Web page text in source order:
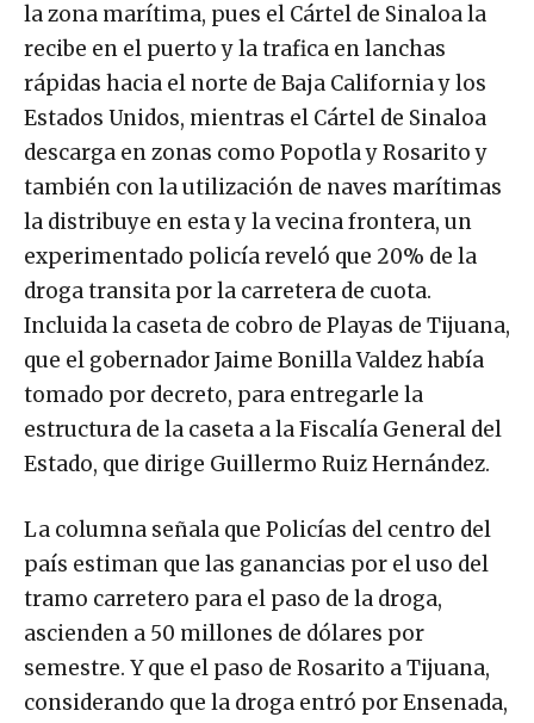
la zona marítima, pues el Cártel de Sinaloa la
recibe en el puerto y la trafica en lanchas
rápidas hacia el norte de Baja California y los
Estados Unidos, mientras el Cártel de Sinaloa
descarga en zonas como Popotla y Rosarito y
también con la utilización de naves marítimas
la distribuye en esta y la vecina frontera, un
experimentado policía reveló que 20% de la
droga transita por la carretera de cuota.
Incluida la caseta de cobro de Playas de Tijuana,
que el gobernador Jaime Bonilla Valdez había
tomado por decreto, para entregarle la
estructura de la caseta a la Fiscalía General del
Estado, que dirige Guillermo Ruiz Hernández.
La columna señala que Policías del centro del
país estiman que las ganancias por el uso del
tramo carretero para el paso de la droga,
ascienden a 50 millones de dólares por
semestre. Y que el paso de Rosarito a Tijuana,
considerando que la droga entró por Ensenada,